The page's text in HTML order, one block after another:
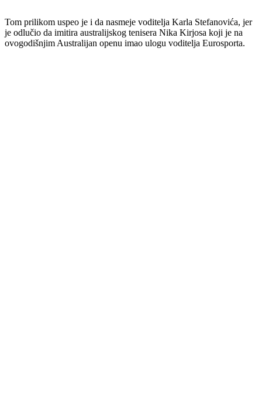
Tom prilikom uspeo je i da nasmeje voditelja Karla Stefanovića, jer
je odlučio da imitira australijskog tenisera Nika Kirjosa koji je na
ovogodišnjim Australijan openu imao ulogu voditelja Eurosporta.